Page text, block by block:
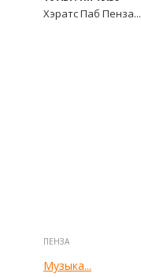
Хэратс Паб Пенза...
ПЕНЗА
Музыка...